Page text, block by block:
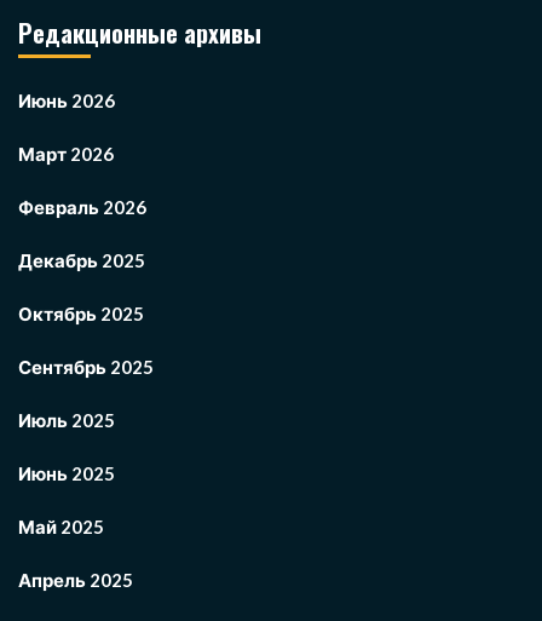
Редакционные архивы
Июнь 2026
Март 2026
Февраль 2026
Декабрь 2025
Октябрь 2025
Сентябрь 2025
Июль 2025
Июнь 2025
Май 2025
Апрель 2025